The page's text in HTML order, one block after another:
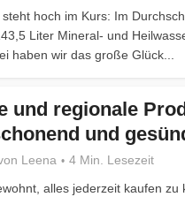
hoch im Kurs: Im
Liter Mineral- und
haben wir das große Glück...
und regionale
und
Leena
4 Min. Lesezeit
alles jederzeit kaufen zu